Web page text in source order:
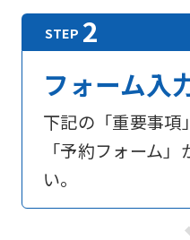
フォーム入
下記の「重要事項
「予約フォーム
い。